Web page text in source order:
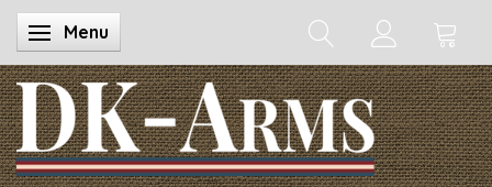
Skifte navigation
Menu